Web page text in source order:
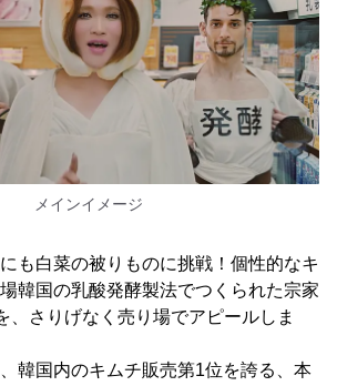
メインイメージ
も白菜の被りものに挑戦！個性的なキ
韓国の乳酸発酵製法でつくられた宗家
、さりげなく売り場でアピールしま
、韓国内のキムチ販売第1位を誇る、本